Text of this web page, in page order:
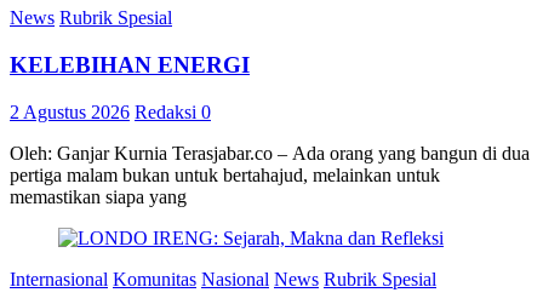
News Rubrik Spesial
KELEBIHAN ENERGI
2 Agustus 2026 Redaksi 0
Oleh: Ganjar Kurnia Terasjabar.co – Ada orang yang bangun di dua
pertiga malam bukan untuk bertahajud, melainkan untuk
memastikan siapa yang
Internasional Komunitas Nasional News Rubrik Spesial